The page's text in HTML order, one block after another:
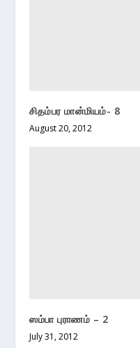
சிதம்பர மான்மியம்- 8
August 20, 2012
ஸம்பா புராணம் – 2
July 31, 2012